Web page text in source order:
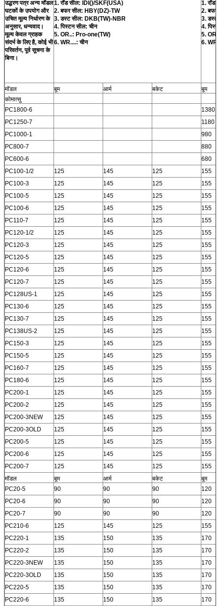
उद्धरण पत्र अन्य मॉडल
घटकों के उपयोग और
उचित मूल्य निर्धारण के
अनुसार, धन्यवाद।
मूल्य केवल ग्राहक
संदर्भ के लिए है, कोई भी
परिवर्तन, पूर्व सूचना के
बिना।
1. रॉड सील: IDI()/SKF(USA)
2. बफर सील: HBY(DZ)-TW
3. डस्ट सील: DKB(TW)-NBR
4. पिस्टन सील: चीन
5. OR..: Pro-one(TW)
6. WR....: चीन
1. रॉड
2. बफर
3. डस्ट
4.
5.
6.
मॉडल बूम आर्म बकेट
बूम
कोमात्सु
PC1800-6
1380
PC1250-7
1180
PC1000-1
980
PC800-7
880
PC600-6
680
PC100-1/2
125 145 125
155
PC100-3
125 145 125
155
PC100-5
125 145 125
155
PC100-6
125 145 125
155
PC110-7
125 145 125
155
PC120-1/2
125 145 125
155
PC120-3
125 145 125
155
PC120-5
125 145 125
155
PC120-6
125 145 125
155
PC120-7
125 145 125
155
PC128US-1
125 145 125
155
PC130-6
125 145 125
155
PC130-7
125 145 125
155
PC138US-2
125 145 125
155
PC150-3
125 145 125
155
PC150-5
125 145 125
155
PC160-7
125 145 125
155
PC180-6
125 145 125
155
PC200-1
125 145 125
155
PC200-2
125 145 125
155
PC200-3NEW
125 145 125
155
PC200-3OLD
125 145 125
155
PC200-5
125 145 125
155
PC200-6
125 145 125
155
PC200-7
125 145 125
155
मॉडल
बूम आर्म बकेट
बूम
PC20-5
90 90 90
120
PC20-6
90 90 90
120
PC20-7
90 90 90
120
PC210-6
125 145 125
155
PC220-1
135 150 135
170
PC220-2
135 150 135
170
PC220-3NEW
135 150 135
170
PC220-3OLD
135 150 135
170
PC220-5
135 150 135
170
PC220-6
135 150 135
170